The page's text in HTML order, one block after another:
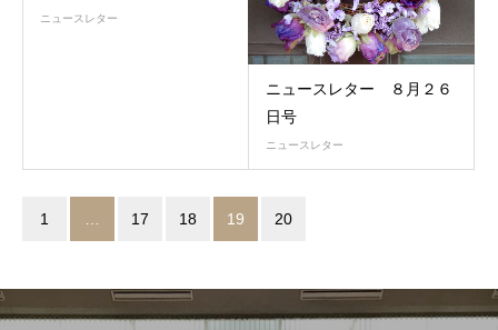
ニュースレター
ニュースレター ８月２６
日号
ニュースレター
1 17 18 19 20